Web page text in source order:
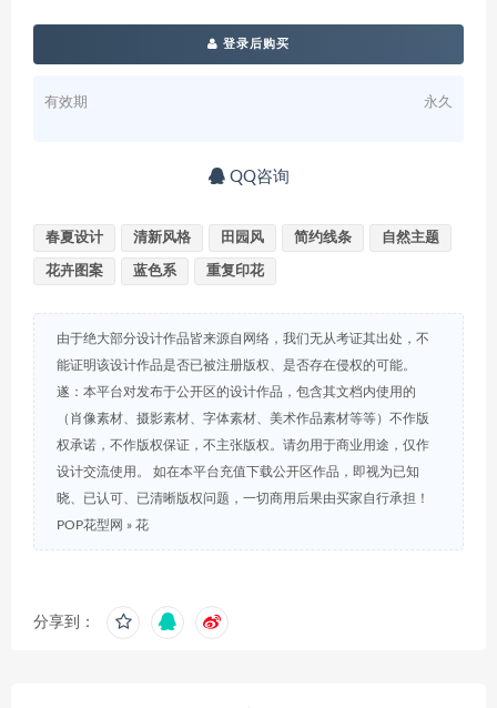
登录后购买
有效期 永久
QQ咨询
春夏设计 清新风格 田园风 简约线条 自然主题
花卉图案 蓝色系 重复印花
由于绝大部分设计作品皆来源自网络，我们无从考证其出处，不
能证明该设计作品是否已被注册版权、是否存在侵权的可能。
遂：本平台对发布于公开区的设计作品，包含其文档内使用的
（肖像素材、摄影素材、字体素材、美术作品素材等等）不作版
权承诺，不作版权保证，不主张版权。请勿用于商业用途，仅作
设计交流使用。 如在本平台充值下载公开区作品，即视为已知
晓、已认可、已清晰版权问题，一切商用后果由买家自行承担！
POP花型网 » 花
分享到：